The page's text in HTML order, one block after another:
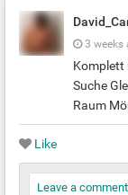
3 weeks
Komplett
Suche
Raum
Like
Leave a comment